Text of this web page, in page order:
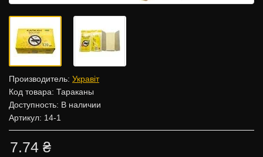
Производитель: Укравіт
Код товара: Тараканы
Доступность: В наличии
Артикул: 14-1
7.74 ₴